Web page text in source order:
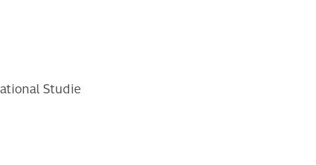
Studie